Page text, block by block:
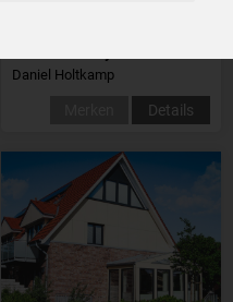
Daniel Holtkamp
Details